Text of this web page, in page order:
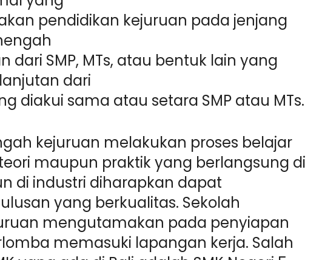
pendidikan kejuruan pada jenjang
dari SMP, MTs, atau bentuk lain yang
dari
diakui sama atau setara SMP atau MTs.
kejuruan melakukan proses belajar
maupun praktik yang berlangsung di
di industri diharapkan dapat
yang berkualitas. Sekolah
mengutamakan pada penyiapan
memasuki lapangan kerja. Salah